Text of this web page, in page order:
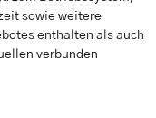
sowie weitere
enthalten als auch
verbunden